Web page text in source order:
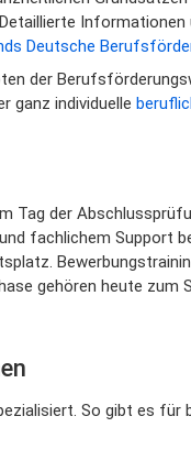
Informationen
Deutsche
der
ganz individuelle
Tag der
fachlichem Support
gehören heute zum
So gibt es für